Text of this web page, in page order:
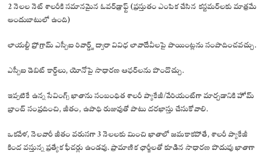
2 నెలల నెట్ శాలరీకి సమానమైన ఓవర్‌డ్రాఫ్ట్ (ప్రస్తుతం ఎంపిక చేసిన కస్టమర్‌లకు మాత్రమే
అందుబాటులో ఉంది)
లాయల్టీ ప్రోగ్రామ్ ఎస్బీఐ రివార్డ్జ్ ద్వారా వివిధ లావాదేవీలపై పాయింట్లను సంపాదించవచ్చు.
ఎస్బీఐ డెబిట్ కార్డ్‌లు, యోనోపై సాధారణ ఆఫర్‌లను పొందొచ్చు.
ఇప్పటికే ఉన్న సేవింగ్స్ ఖాతాను సంబంధిత శాలరీ ప్యాకేజీ/వేరియంట్‌గా మార్చడానికి హోమ్
బ్రాంచ్‌ సంప్రదించి, జీతం, ఉపాధి రుజువుతో పాటు దరఖాస్తు చేసుకోవాలి.
ఒకవేళ, నెలవారీ జీతం వరుసగా 3 నెలలకు మించి ఖాతాలో జమకాకపోతే, శాలరీ ప్యాకేజీ
కింద వస్తున్న ప్రత్యేక ఫీచర్లు ఉండవు. ప్రామాణిక ఛార్జీలతో కూడిన సాధారణ పొదుపు ఖాతాగా